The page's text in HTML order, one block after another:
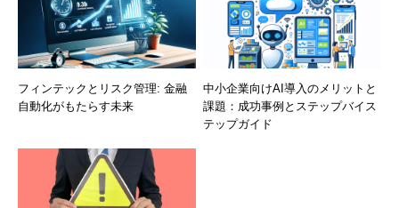
フィンテックとリスク管理: 金融
自動化がもたらす未来
中小企業向けAI導入のメリットと
課題：成功事例とステップバイス
テップガイド